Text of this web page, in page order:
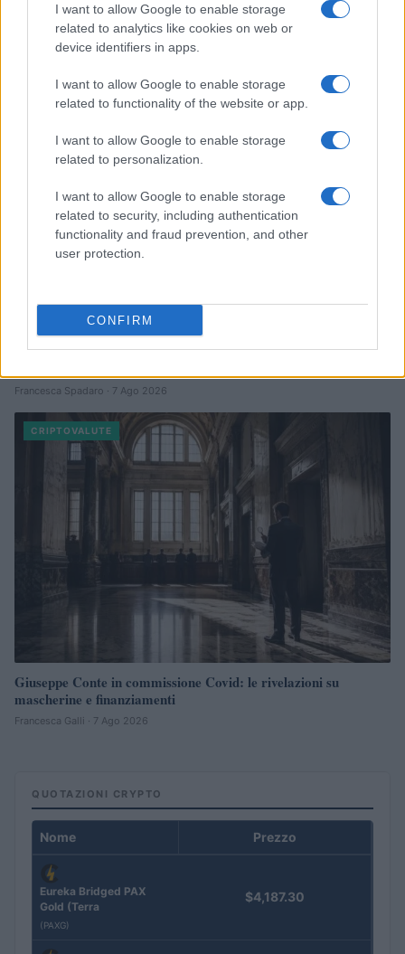
I want to allow Google to enable storage
related to analytics like cookies on web or
device identifiers in apps.
I want to allow Google to enable storage
related to functionality of the website or app.
I want to allow Google to enable storage
related to personalization.
I want to allow Google to enable storage
related to security, including authentication
functionality and fraud prevention, and other
user protection.
CONFIRM
XRP Ledger, Bitcoin e le sanzioni USA: gli sviluppi chiave del 8
agosto 2026
Niccolò Conforti · 8 Ago 2026
Francesca Spadaro · 7 Ago 2026
CRIPTOVALUTE
Giuseppe Conte in commissione Covid: le rivelazioni su
mascherine e finanziamenti
Francesca Galli · 7 Ago 2026
QUOTAZIONI CRYPTO
Nome Prezzo
Eureka Bridged PAX
Gold (Terra
(PAXG)
$4,187.30